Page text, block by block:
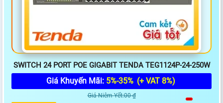
SWITCH 24 PORT POE GIGABIT TENDA TEG1124P-24-250W
Giá Khuyến Mãi: 5%-35% (+ VAT 8%)
Giá Niêm Yết:00 ₫